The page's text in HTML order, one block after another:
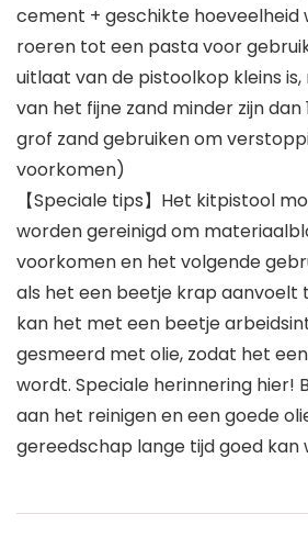
cement + geschikte hoeveelheid
roeren tot een pasta voor
uitlaat van de pistoolkop kleins
van het fijne zand minder zijn dan
grof zand gebruiken om
voorkomen)
【Speciale tips】Het kitpistool
worden gereinigd om
voorkomen en het volgende
als het een beetje krap aanvoelt
kan het met een beetje
gesmeerd met olie, zodat het
wordt. Speciale herinnering hier!
aan het reinigen en een goede
gereedschap lange tijd goed kan